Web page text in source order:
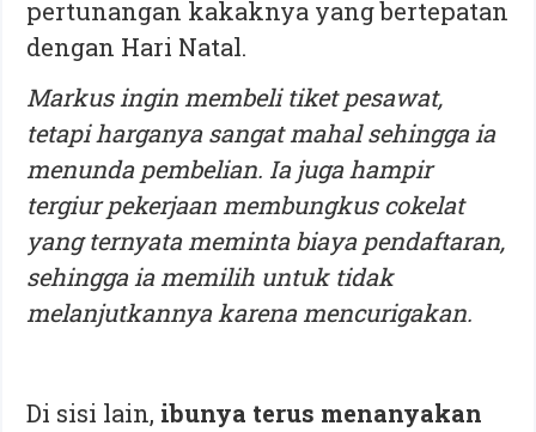
pertunangan kakaknya yang bertepatan
dengan Hari Natal.
Markus ingin membeli tiket pesawat,
tetapi harganya sangat mahal sehingga ia
menunda pembelian. Ia juga hampir
tergiur pekerjaan membungkus cokelat
yang ternyata meminta biaya pendaftaran,
sehingga ia memilih untuk tidak
melanjutkannya karena mencurigakan.
Di sisi lain, ibunya terus menanyakan